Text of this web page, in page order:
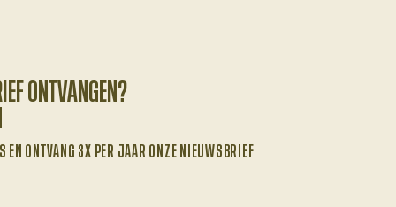
ONTVANGEN?
EN ONTVANG 3X PER JAAR ONZE NIEUWSBRIEF